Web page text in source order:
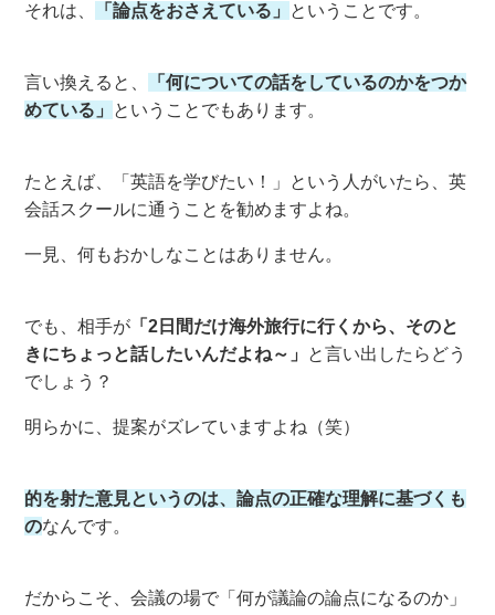
それは、 「論点をおさえている」 ということです。
言い換えると、
「何についての話をしているのかをつか
めている」 ということでもあります。
たとえば、「英語を学びたい！」という人がいたら、英
会話スクールに通うことを勧めますよね。
一見、何もおかしなことはありません。
でも、相手が 「2日間だけ海外旅行に行くから、そのと
きにちょっと話したいんだよね～」 と言い出したらどう
でしょう？
明らかに、提案がズレていますよね（笑）
的を射た意見というのは、論点の正確な理解に基づくも
のなんです。
だからこそ、会議の場で「何が議論の論点になるのか」